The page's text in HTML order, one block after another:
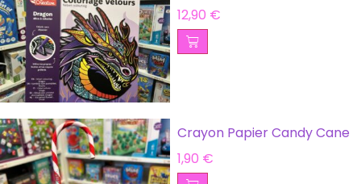
12,90 €
Crayon Papier Candy Cane
1,90 €